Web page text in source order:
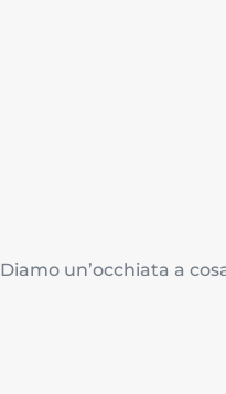
Diamo un’occhiata a